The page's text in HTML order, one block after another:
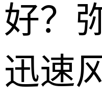
好？
迅速